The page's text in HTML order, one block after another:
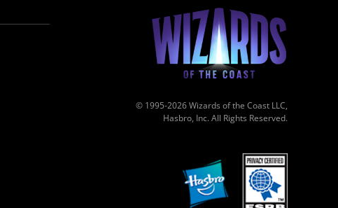
© 1995-2026 Wizards of the Coast LLC,
Hasbro, Inc. All Rights Reserved.